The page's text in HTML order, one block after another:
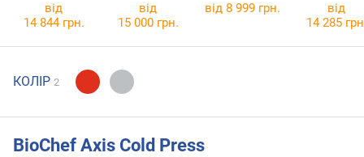
від
14 844 грн.
від
15 000 грн.
від 8 999 грн.
від
14 285
КОЛІР 2
BioChef Axis Cold Press